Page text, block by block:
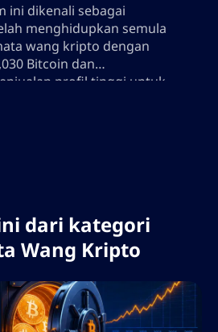
ini dikenali sebagai
menghidupkan semula
wang kripto dengan
Bitcoin dan
profil tinggi untuk
dan pembelian semula
dan penggabungan aset
kewangan korporat.
dari kategori
Wang Kripto